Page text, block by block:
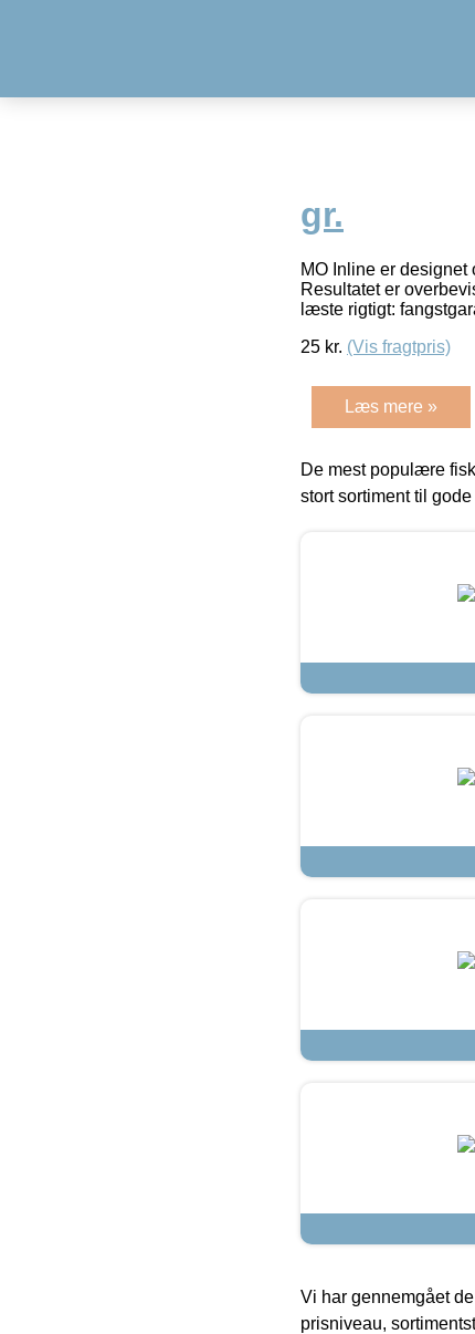
gr.
MO Inline er
Resultatet er
læste rigtigt:
25 kr. (Vis fragtpris)
Læs mere »
De mest populære
stort sortiment til gode
Vi har gennemgået
prisniveau,